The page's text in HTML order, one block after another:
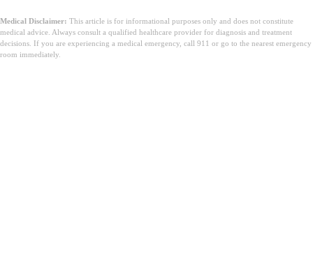
Medical Disclaimer: This article is for informational purposes only and does not constitute
medical advice. Always consult a qualified healthcare provider for diagnosis and treatment
decisions. If you are experiencing a medical emergency, call 911 or go to the nearest emergency
room immediately.